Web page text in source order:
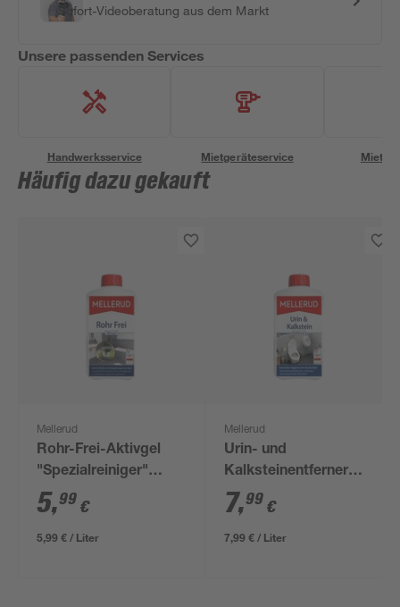
Sofort-Videoberatung aus dem Markt
Unsere passenden Services
Handwerksservice Mietgeräteservice
Häufig dazu gekauft
Mellerud
Rohr-Frei-Aktivgel
"Spezialreiniger"
1.000 ml
5,99 €
5,99 € / Liter
Mellerud
Urin- und
Kalksteinentferner
"Spezialreiniger" 1000
ml
7,99 €
7,99 € / Liter